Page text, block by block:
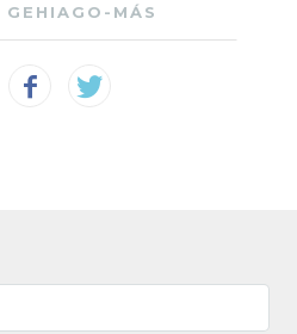
GEHIAGO-MÁS